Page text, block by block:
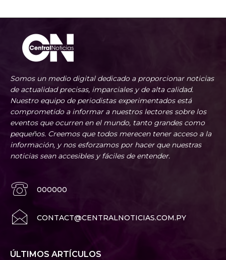
Somos un medio digital dedicado a proporcionar noticias
de actualidad precisas, imparciales y de alta calidad.
Nuestro equipo de periodistas experimentados está
comprometido a informar a nuestros lectores sobre los
eventos que ocurren en el mundo, tanto grandes como
pequeños. Creemos que todos merecen tener acceso a la
información, y nos esforzamos por hacer que nuestras
noticias sean accesibles y fáciles de entender.
000000
CONTACT@CENTRALNOTICIAS.COM.PY
ÚLTIMOS ARTÍCULOS